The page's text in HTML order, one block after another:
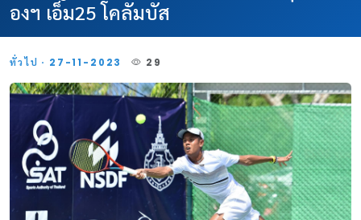
องฯ เอ็ม25 โคลัมบัส
ทั่วไป · 27-11-2023 29